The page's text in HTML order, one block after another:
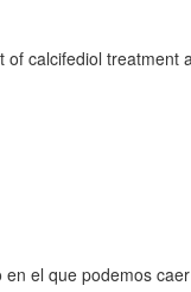
of calcifediol treatment
el que podemos